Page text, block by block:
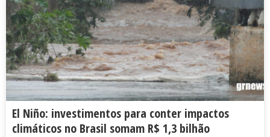
El Niño: investimentos para conter impactos
climáticos no Brasil somam R$ 1,3 bilhão